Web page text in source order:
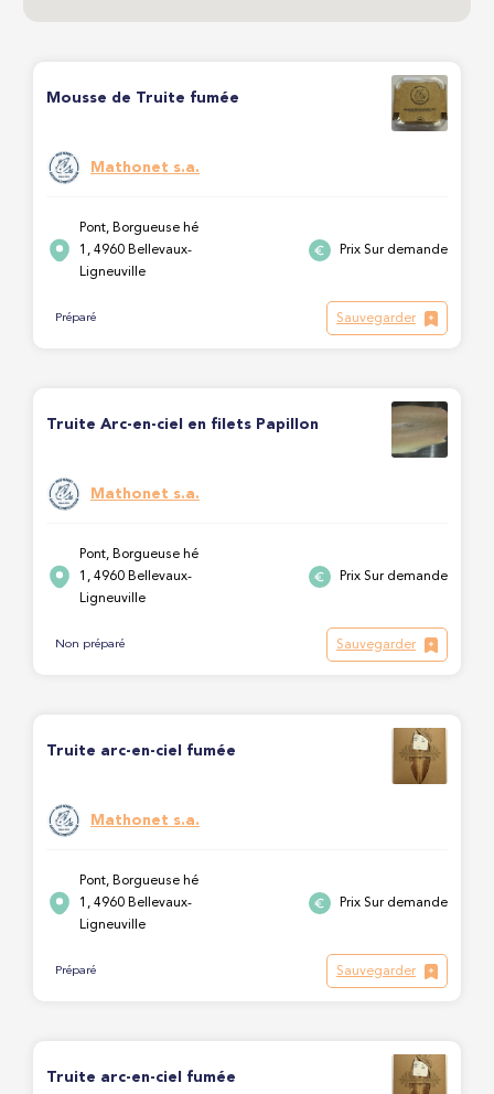
Mousse de Truite fumée
Mathonet s.a.
Pont, Borgueuse hé
1, 4960 Bellevaux-
Ligneuville
Prix Sur demande
Préparé Sauvegarder
Truite Arc-en-ciel en filets Papillon
Mathonet s.a.
Pont, Borgueuse hé
1, 4960 Bellevaux-
Ligneuville
Prix Sur demande
Non préparé Sauvegarder
Truite arc-en-ciel fumée
Mathonet s.a.
Pont, Borgueuse hé
1, 4960 Bellevaux-
Ligneuville
Prix Sur demande
Préparé Sauvegarder
Truite arc-en-ciel fumée